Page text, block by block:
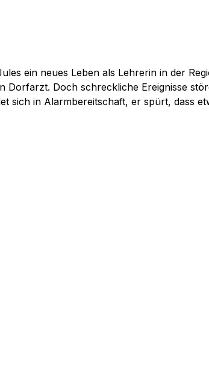
ein neues Leben als Lehrerin in der
Doch schreckliche Ereignisse
sich in Alarmbereitschaft, er spürt, dass